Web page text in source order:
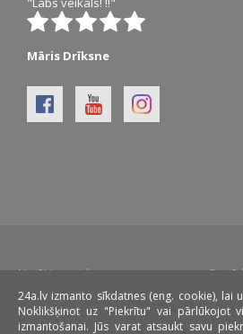
24a.lv izmanto sīkdatnes (eng. cookie), lai
Noklikšķinot uz "Piekrītu" vai pārlūkojot
izmantošanai. Jūs varat atsaukt savu
Māris Drīksne
Norēķinu veidi:
Līzings: